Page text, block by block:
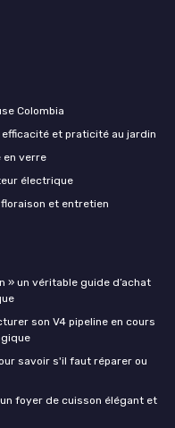
Colombia
efficacité et praticité au jardin
en verre
électrique
et entretien
» un véritable guide d’achat
son V4 pipeline en cours
savoir s'il faut réparer ou
foyer de cuisson élégant et